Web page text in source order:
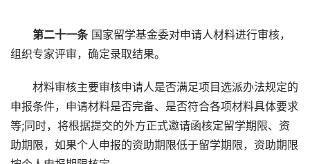
第二十一条国家留学基金委对申请人材料进行审核，
组织专家评审，确定录取结果。
材料审核主要审核申请人是否满足项目选派办法规定的
申报条件，申请材料是否完备、是否符合各项材料具体要求
等;同时，将根据提交的外方正式邀请函核定留学期限、资
助期限，如果个人申报的资助期限低于留学期限，资助期限